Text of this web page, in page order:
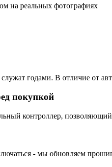
на реальных фотографиях
годами. В отличие от
покупкой
контроллер, позволяющий
- мы обновляем